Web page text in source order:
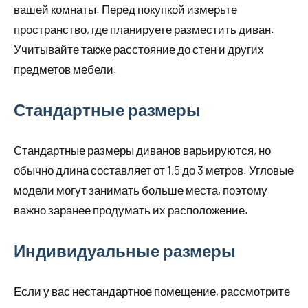
вашей комнаты. Перед покупкой измерьте
пространство, где планируете разместить диван.
Учитывайте также расстояние до стен и других
предметов мебели.
Стандартные размеры
Стандартные размеры диванов варьируются, но
обычно длина составляет от 1,5 до 3 метров. Угловые
модели могут занимать больше места, поэтому
важно заранее продумать их расположение.
Индивидуальные размеры
Если у вас нестандартное помещение, рассмотрите